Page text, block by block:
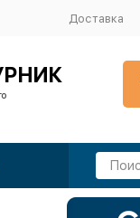
Доставка